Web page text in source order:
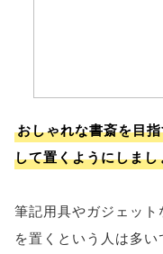
おしゃれな書斎を目
して置くようにしまし
筆記用具やガジェッ
を置くという人は多